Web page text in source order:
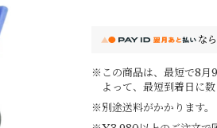
なら
※この商品は、最短で8月
よって、最短到着日に
※別途送料がかかります。